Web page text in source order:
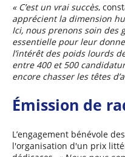
« C’est un vrai succès,
apprécient la dimension
Ici, nous prenons soin des
essentielle pour leur
l’intérêt des poids lourds
entre 400 et 500
encore chasser les têtes
Émission de
L’engagement bénévole
l'organisation d'un prix